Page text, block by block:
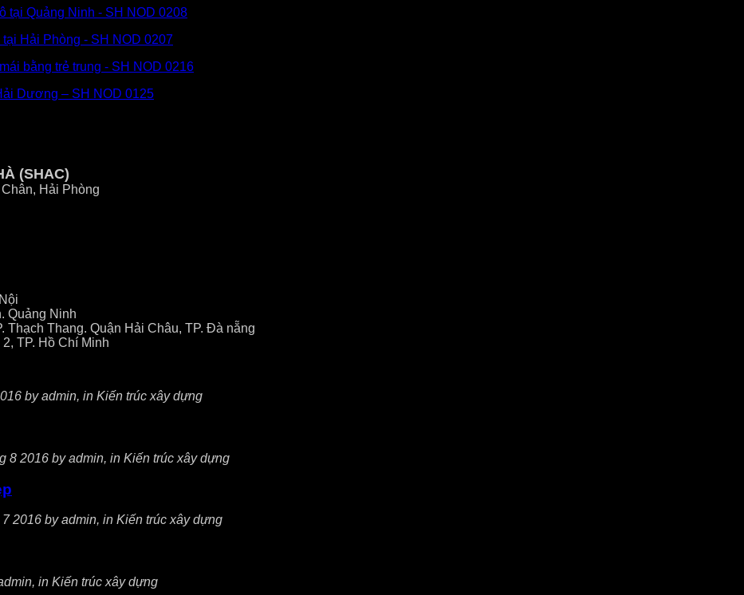
tại Quảng Ninh - SH NOD 0208
Hải Phòng - SH NOD 0207
bằng trẻ trung - SH NOD 0216
Dương – SH NOD 0125
(SHAC)
Hải Phòng
Quảng Ninh
Thạch Thang. Quận Hải Châu, TP. Đà nẵng
TP. Hồ Chí Minh
by admin, in Kiến trúc xây dựng
8 2016 by admin, in Kiến trúc xây dựng
2016 by admin, in Kiến trúc xây dựng
in Kiến trúc xây dựng